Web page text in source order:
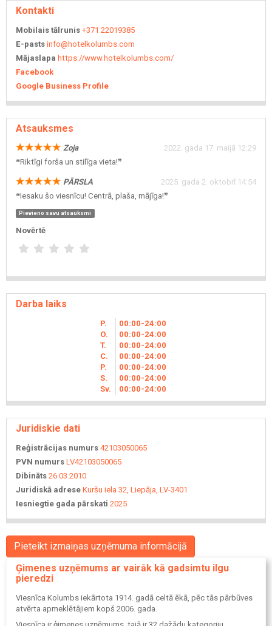
Kontakti
Mobilais tālrunis +371 22019385
E-pasts info@hotelkolumbs.com
Mājaslapa https://www.hotelkolumbs.com/
Facebook
Google Business Profile
Atsauksmes
Zoja
2022. gada 17. maijā 12:29
❝Riktīgi forša un stilīga vieta!❞
PĀRSLA
2025. gada 2. oktobrī 14:54
❝Iesaku šo viesnīcu! Centrā, plaša, mājīga!❞
Pievieno savu atsauksmi
Novērtē
Darba laiks
P. 00 00-24 00
O.
00 00-24 00
T.
00 00-24 00
C.
00 00-24 00
P.
00 00-24 00
S.
00 00-24 00
Sv.
00 00-24 00
Juridiskie dati
Reģistrācijas numurs 42103050065
PVN numurs LV42103050065
Dibināts 26.03.2010
Juridiskā adrese Kuršu iela 32, Liepāja, LV-3401
Iesniegtie gada pārskati 2025
Pieteikt izmaiņas uzņēmuma informācijā
Ģimenes uzņēmums ar vairāk kā gadsimtu ilgu
pieredzi
Viesnīca Kolumbs iekārtota 1914. gadā celtā ēkā, pēc tās pārbūves
atvērta apmeklētājiem kopš 2006. gada.